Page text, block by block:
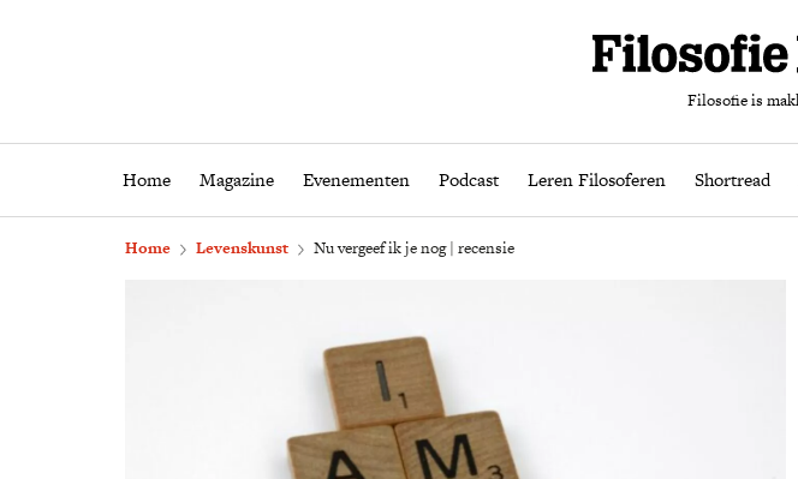
Filosofie is
Home Magazine Evenementen Podcast Leren Filosoferen Shortread
Home Magazine Evenementen Podcast Leren
Home Levenskunst Nu vergeef ik je nog | recensie